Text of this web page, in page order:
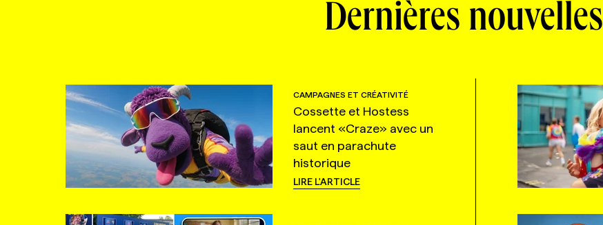
Dernières nouvelles
CAMPAGNES ET CRÉATIVITÉ
Cossette et Hostess
lancent «Craze» avec un
saut en parachute
historique
LIRE L'ARTICLE